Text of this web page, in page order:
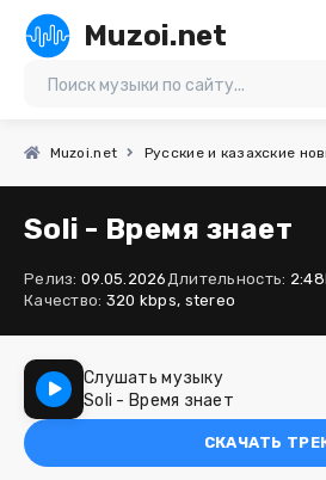
Muzoi.net
Muzoi.net Русские и казахские
Soli - Время знает
Релиз: 09.05.2026Длительность: 2:48
Качество: 320 kbps, stereo
Слушать музыку
Soli - Время знает
СКАЧАТЬ